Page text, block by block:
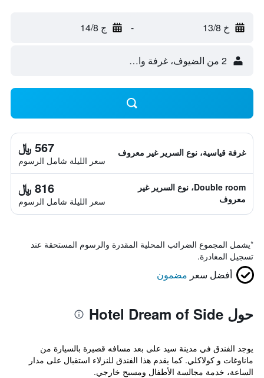
خ 13/8 - ج 14/8
2 من الضيوف، غرفة واحدة
غرفة قياسية، نوع السرير غير معروف 567 ﷼
سعر الليلة شامل الرسوم
Double room، نوع السرير غير
معروف
816 ﷼
سعر الليلة شامل الرسوم
*يشمل المجموع الضرائب المحلية المقدرة والرسوم المستحقة عند
تسجيل المغادرة.
أفضل سعر مضمون
حول Hotel Dream of Side
يوجد الفندق في مدينة سيد على بعد مسافه قصيرة بالسيارة من
ماناوغات و كولاكلي. كما يقدم هذا الفندق للنزلاء استقبال على مدار
الساعة، خدمة مجالسة الأطفال ومسبح خارجي.